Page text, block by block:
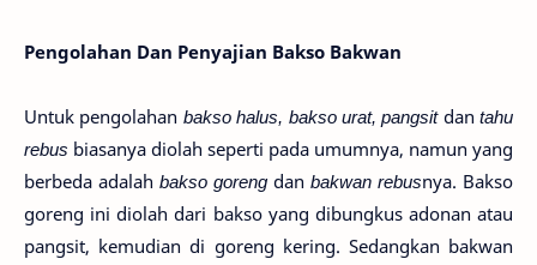
Pengolahan Dan Penyajian Bakso Bakwan
Untuk pengolahan bakso halus, bakso urat, pangsitdan tahu
rebus biasanya diolah seperti pada umumnya, namun yang
berbeda adalah bakso goreng dan bakwan rebusnya. Bakso
goreng ini diolah dari bakso yang dibungkus adonan atau
pangsit, kemudian di goreng kering. Sedangkan bakwan